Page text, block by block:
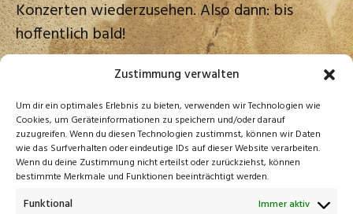
Zustimmung verwalten
Um dir ein optimales Erlebnis zu bieten, verwenden wir Technologien wie
Cookies, um Geräteinformationen zu speichern und/oder darauf
zuzugreifen. Wenn du diesen Technologien zustimmst, können wir Daten
wie das Surfverhalten oder eindeutige IDs auf dieser Website verarbeiten.
Wenn du deine Zustimmung nicht erteilst oder zurückziehst, können
bestimmte Merkmale und Funktionen beeinträchtigt werden.
Funktional Immer aktiv
Konzerten wiederzusehen. Also dann: bis
hoffentlich bald!
Beitrags-
Navigation
ZURÜCK NÄCHSTER